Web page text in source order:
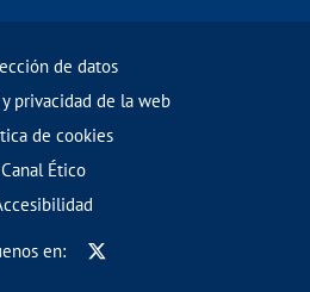
de datos
privacidad de la web
de cookies
Canal Ético
en: